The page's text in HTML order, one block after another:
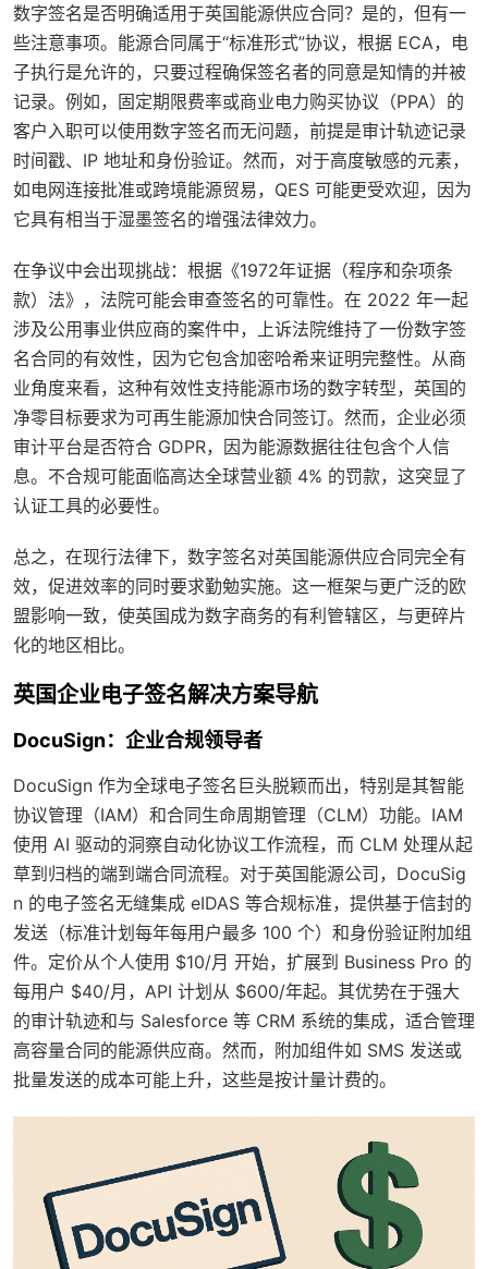
数字签名是否明确适用于英国能源供应合同？是的，但有一
些注意事项。能源合同属于“标准形式”协议，根据 ECA，电
子执行是允许的，只要过程确保签名者的同意是知情的并被
记录。例如，固定期限费率或商业电力购买协议（PPA）的
客户入职可以使用数字签名而无问题，前提是审计轨迹记录
时间戳、IP 地址和身份验证。然而，对于高度敏感的元素，
如电网连接批准或跨境能源贸易，QES 可能更受欢迎，因为
它具有相当于湿墨签名的增强法律效力。
在争议中会出现挑战：根据《1972年证据（程序和杂项条
款）法》，法院可能会审查签名的可靠性。在 2022 年一起
涉及公用事业供应商的案件中，上诉法院维持了一份数字签
名合同的有效性，因为它包含加密哈希来证明完整性。从商
业角度来看，这种有效性支持能源市场的数字转型，英国的
净零目标要求为可再生能源加快合同签订。然而，企业必须
审计平台是否符合 GDPR，因为能源数据往往包含个人信
息。不合规可能面临高达全球营业额 4% 的罚款，这突显了
认证工具的必要性。
总之，在现行法律下，数字签名对英国能源供应合同完全有
效，促进效率的同时要求勤勉实施。这一框架与更广泛的欧
盟影响一致，使英国成为数字商务的有利管辖区，与更碎片
化的地区相比。
英国企业电子签名解决方案导航
DocuSign：企业合规领导者
DocuSign 作为全球电子签名巨头脱颖而出，特别是其智能
协议管理（IAM）和合同生命周期管理（CLM）功能。IAM
使用 AI 驱动的洞察自动化协议工作流程，而 CLM 处理从起
草到归档的端到端合同流程。对于英国能源公司，DocuSig
n 的电子签名无缝集成 eIDAS 等合规标准，提供基于信封的
发送（标准计划每年每用户最多 100 个）和身份验证附加组
件。定价从个人使用 $10/月 开始，扩展到 Business Pro 的
每用户 $40/月，API 计划从 $600/年起。其优势在于强大
的审计轨迹和与 Salesforce 等 CRM 系统的集成，适合管理
高容量合同的能源供应商。然而，附加组件如 SMS 发送或
批量发送的成本可能上升，这些是按计量计费的。